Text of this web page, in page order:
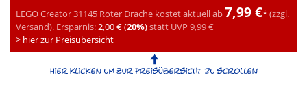
LEGO Creator 31145 Roter Drache kostet aktuell ab7,99 €*(zzgl.
Versand). Ersparnis:2,00 € (20%)stattUVP 9,99 €
> hier zur Preisübersicht